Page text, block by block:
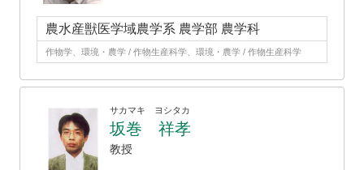
農水産獣医学域農学系 農学部 農学科
作物学、環境・農学 / 作物生産科学、環境・農学 / 作物生産科学
サカマキ ヨシタカ
坂巻 祥孝
教授